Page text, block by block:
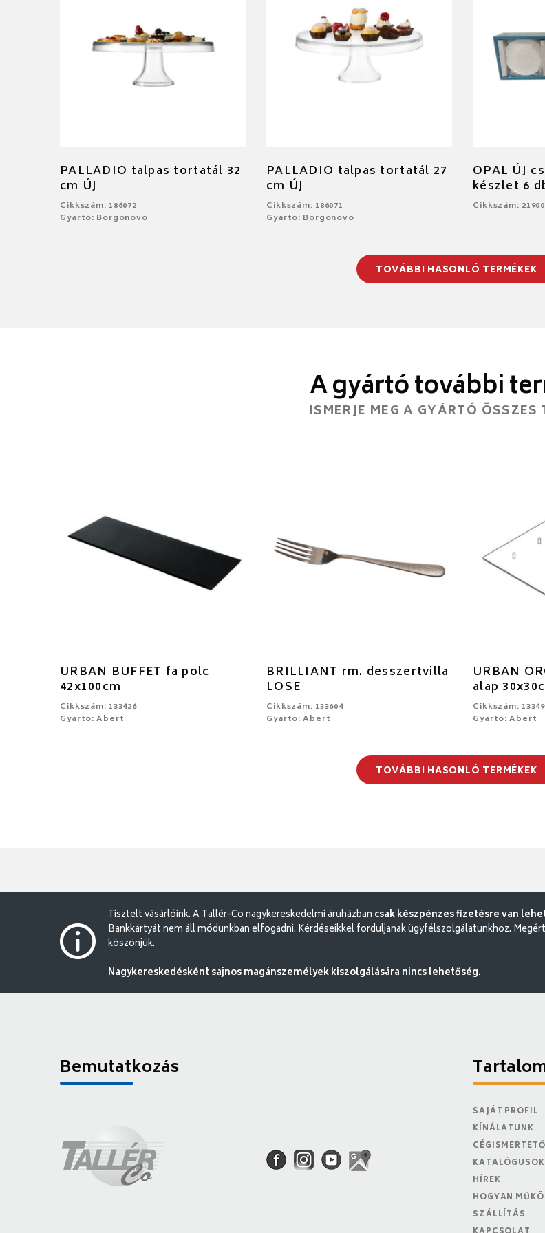
PALLADIO talpas tortatál 32
cm ÚJ
Cikkszám: 186072
Gyártó: Borgonovo
PALLADIO talpas tortatál 27
cm ÚJ
Cikkszám: 186071
Gyártó: Borgonovo
OPAL ÚJ
készlet 6
Cikkszám:
TOVÁBBI HASONLÓ TERMÉKEK
A gyártó további
ISMERJE MEG A GYÁRTÓ ÖSSZES
URBAN BUFFET fa polc
42x100cm
Cikkszám: 133426
Gyártó: Abert
BRILLIANT rm. desszertvilla
LOSE
Cikkszám: 133604
Gyártó: Abert
URBAN
alap
Cikkszám:
Gyártó: Abert
TOVÁBBI HASONLÓ TERMÉKEK
Tisztelt vásárlóink. A Tallér-Co nagykereskedelmi áruházban csak készpénzes fizetésre van
Bankkártyát nem áll módunkban elfogadni. Kérdéseikkel forduljanak ügyfélszolgálatunkhoz.
köszönjük.
Nagykereskedésként sajnos magánszemélyek kiszolgálására nincs lehetőség.
Bemutatkozás
SAJÁT PROFIL
KÍNÁLATUNK
CÉGISMERTETŐ
KATALÓGUSOK
HÍREK
HOGYAN
SZÁLLÍTÁS